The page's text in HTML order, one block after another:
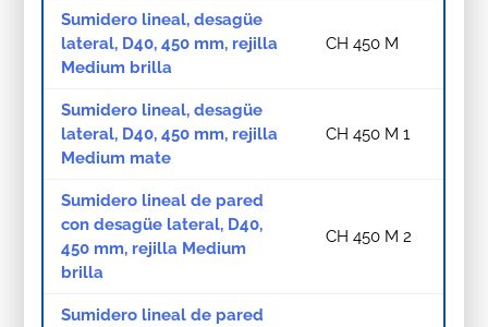
Sumidero lineal, desagüe
lateral, D40, 450 mm, rejilla
Medium brilla
CH 450 M
Sumidero lineal, desagüe
lateral, D40, 450 mm, rejilla
Medium mate
CH 450 M 1
Sumidero lineal de pared
con desagüe lateral, D40,
450 mm, rejilla Medium
brilla
CH 450 M 2
Sumidero lineal de pared